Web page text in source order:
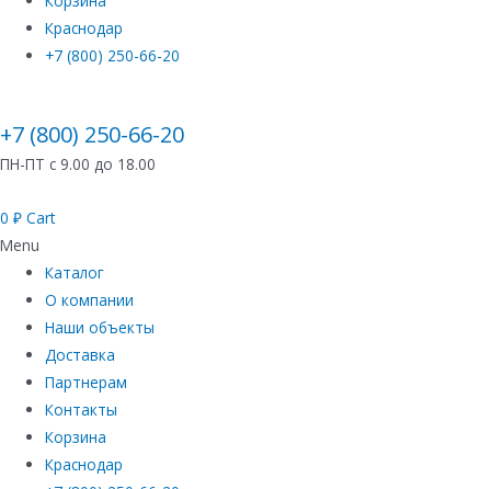
Краснодар
+7 (800) 250-66-20
+7 (800) 250-66-20
ПН-ПТ с 9.00 до 18.00
0 ₽ Cart
Menu
Каталог
О компании
Наши объекты
Доставка
Партнерам
Контакты
Корзина
Краснодар